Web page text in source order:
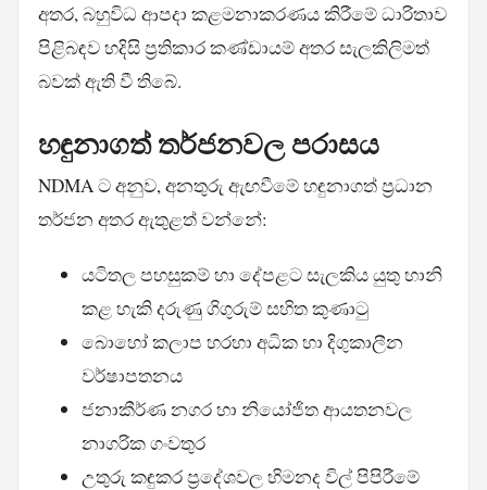
අතර, බහුවිධ ආපදා කළමනාකරණය කිරීමේ ධාරිතාව
පිළිබඳව හදිසි ප්‍රතිකාර කණ්ඩායම් අතර සැලකිලිමත්
බවක් ඇති වී තිබේ.
හඳුනාගත් තර්ජනවල පරාසය
NDMA ට අනුව, අනතුරු ඇඟවීමේ හඳුනාගත් ප්‍රධාන
තර්ජන අතර ඇතුළත් වන්නේ:
යටිතල පහසුකම් හා දේපළට සැලකිය යුතු හානි
කළ හැකි දරුණු ගිගුරුම් සහිත කුණාටු
බොහෝ කලාප හරහා අධික හා දිගුකාලීන
වර්ෂාපතනය
ජනාකීර්ණ නගර හා නියෝජිත ආයතනවල
නාගරික ගංවතුර
උතුරු කඳුකර ප්‍රදේශවල හිමනද විල් පිපිරීමේ